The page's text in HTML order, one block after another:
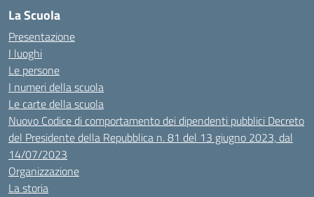
La Scuola
Presentazione
I luoghi
Le persone
I numeri della scuola
Le carte della scuola
Nuovo Codice di comportamento dei dipendenti pubblici Decreto
del Presidente della Repubblica n. 81 del 13 giugno 2023, dal
14/07/2023
Organizzazione
La storia